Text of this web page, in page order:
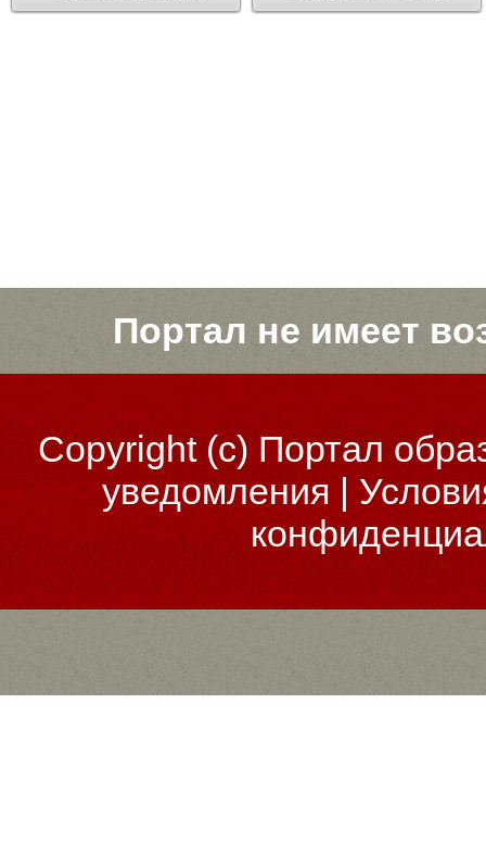
Портал не имеет
Copyright (c)Портал
уведомления |